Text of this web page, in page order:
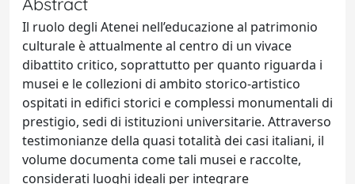
Il ruolo degli Atenei nell’educazione al patrimonio
culturale è attualmente al centro di un vivace
dibattito critico, soprattutto per quanto riguarda i
musei e le collezioni di ambito storico-artistico
ospitati in edifici storici e complessi monumentali di
prestigio, sedi di istituzioni universitarie. Attraverso
testimonianze della quasi totalità dei casi italiani, il
volume documenta come tali musei e raccolte,
considerati luoghi ideali per integrare